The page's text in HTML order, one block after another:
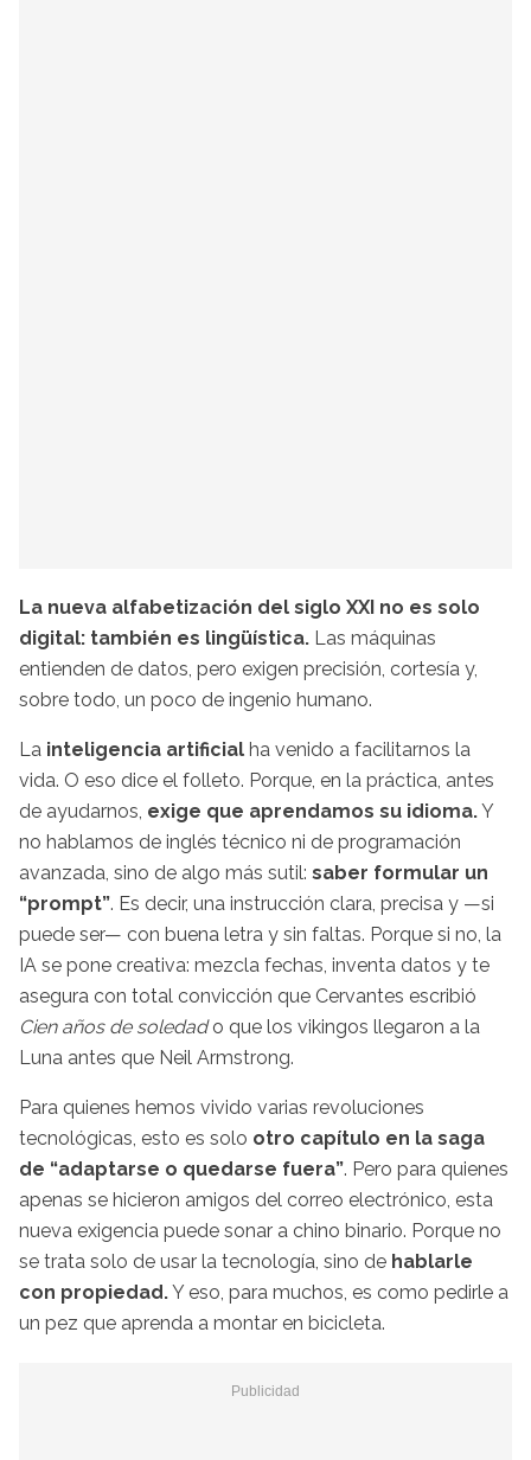
La nueva alfabetización del siglo XXI no es solo
digital: también es lingüística. Las máquinas
entienden de datos, pero exigen precisión, cortesía y,
sobre todo, un poco de ingenio humano.
La inteligencia artificial ha venido a facilitarnos la
vida. O eso dice el folleto. Porque, en la práctica, antes
de ayudarnos, exige que aprendamos su idioma.Y
no hablamos de inglés técnico ni de programación
avanzada, sino de algo más sutil: saber formular un
“prompt”. Es decir, una instrucción clara, precisa y —si
puede ser— con buena letra y sin faltas. Porque si no, la
IA se pone creativa: mezcla fechas, inventa datos y te
asegura con total convicción que Cervantes escribió
Cien años de soledado que los vikingos llegaron a la
Luna antes que Neil Armstrong.
Para quienes hemos vivido varias revoluciones
tecnológicas, esto es solo otro capítulo en la saga
de “adaptarse o quedarse fuera”. Pero para quienes
apenas se hicieron amigos del correo electrónico, esta
nueva exigencia puede sonar a chino binario. Porque no
se trata solo de usar la tecnología, sino de hablarle
con propiedad.Y eso, para muchos, es como pedirle a
un pez que aprenda a montar en bicicleta.